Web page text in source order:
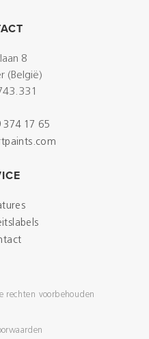
8
(België)
374 17 65
voorbehouden